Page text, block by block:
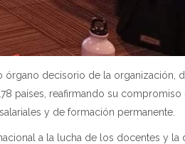
decisorio de la organización,
países, reafirmando su
y de formación permanente.
a la lucha de los docentes y la